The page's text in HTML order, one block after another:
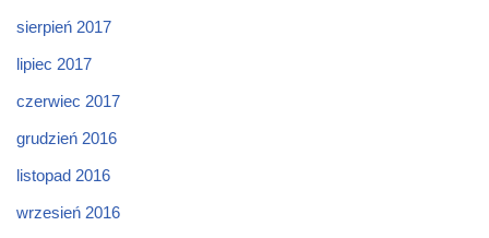
sierpień 2017
lipiec 2017
czerwiec 2017
grudzień 2016
listopad 2016
wrzesień 2016